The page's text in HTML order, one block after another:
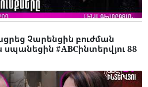
Չարենցին բուժման
սպանեցին #ABCինտերվյու 88